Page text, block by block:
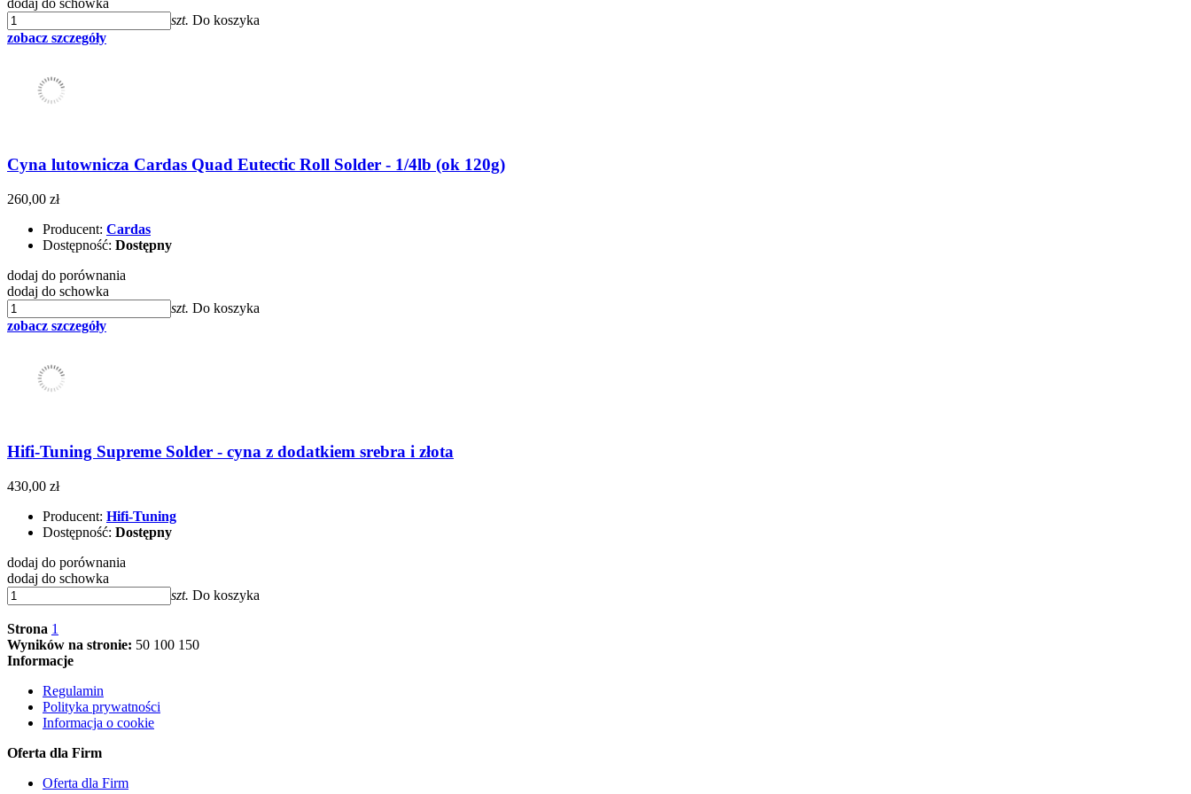
dodaj do schowka
szt. Do koszyka
zobacz szczegóły
Cyna lutownicza Cardas Quad Eutectic Roll Solder - 1/4lb (ok 120g)
260,00 zł
Producent: Cardas
Dostępność: Dostępny
dodaj do porównania
dodaj do schowka
szt. Do koszyka
zobacz szczegóły
Hifi-Tuning Supreme Solder - cyna z dodatkiem srebra i złota
430,00 zł
Producent: Hifi-Tuning
Dostępność: Dostępny
dodaj do porównania
dodaj do schowka
szt. Do koszyka
Strona 1
Wyników na stronie: 50 100 150
Informacje
Regulamin
Polityka prywatności
Informacja o cookie
Oferta dla Firm
Oferta dla Firm